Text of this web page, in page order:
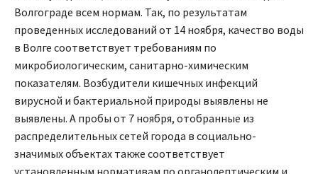
Волгограде всем нормам. Так, по результатам
проведенных исследований от 14 ноября, качество воды
в Волге соответствует требованиям по
микробиологическим, санитарно-химическим
показателям. Возбудители кишечных инфекций
вирусной и бактериальной природы выявлены не
выявлены. А пробы от 7 ноября, отобранные из
распределительных сетей города в социально-
значимых объектах также соответствует
установленным нормативам по органолептическим и